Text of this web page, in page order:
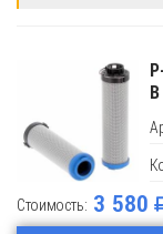
Стоимость: 3 580